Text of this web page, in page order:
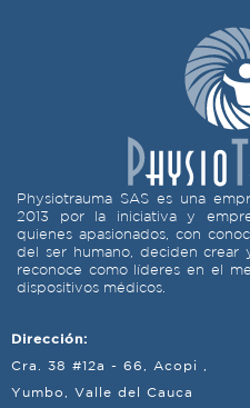
Physiotrauma SAS es una
2013 por la iniciativa y
quienes apasionados, con
del ser humano, deciden
reconoce como líderes en el
dispositivos médicos.
Dirección:
Cra. 38 #12a - 66, Acopi ,
Yumbo, Valle del Cauca